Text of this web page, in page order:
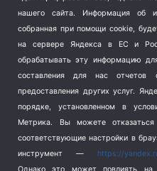
Школа и спорт (2)
Экология (8)
Экономика (1172)
нашего сайта. Информация об
собранная при помощи cookie,
на сервере Яндекса в ЕС и
обрабатывать эту информацию
составления для нас
предоставления других услуг.
порядке, установленном в
Метрика.
Вы можете
соответствующие настройки в
инструмент — https://